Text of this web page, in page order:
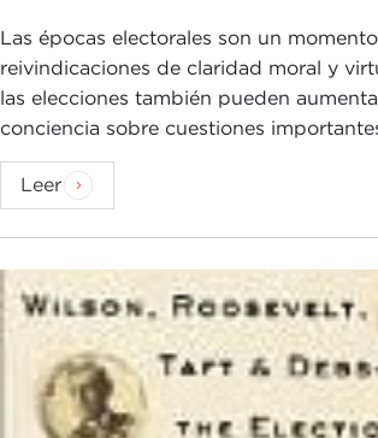
Las épocas electorales son un
reivindicaciones de claridad moral y
las elecciones también pueden
conciencia sobre cuestiones
Leer